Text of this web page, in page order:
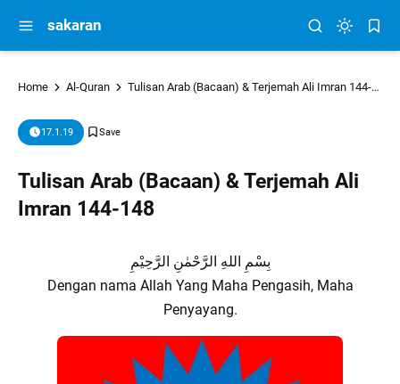
sakaran
Home Al-Quran Tulisan Arab (Bacaan) & Terjemah Ali Imran 144-148
17.1.19
Tulisan Arab (Bacaan) & Terjemah Ali
Imran 144-148
بِسْمِ اللهِ الرَّحْمٰنِ الرَّحِيْمِ
Dengan nama Allah Yang Maha Pengasih, Maha
Penyayang.